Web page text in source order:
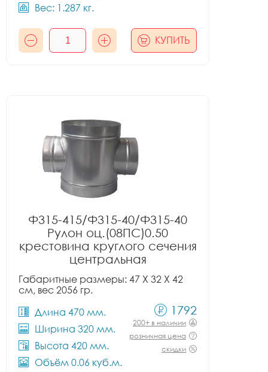
Вес: 1.287 кг.
КУПИТЬ
Ф315-415/Ф315-40/Ф315-40
Рулон оц.(08ПС)0.50
крестовина круглого сечения
центральная
Габаритные размеры: 47 X 32 X 42
см, вес 2056 гр.
Длина 470 мм.
Ширина 320 мм.
Высота 420 мм.
Объём 0.06 куб.м.
1792
200+ в наличии
розничная цена
скидки